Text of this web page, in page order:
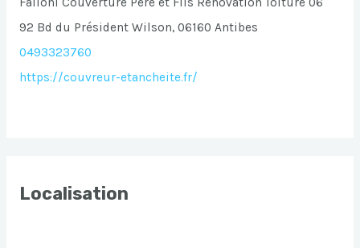
92 Bd du Président Wilson, 06160 Antibes
0493323760
https://couvreur-etancheite.fr/
Localisation